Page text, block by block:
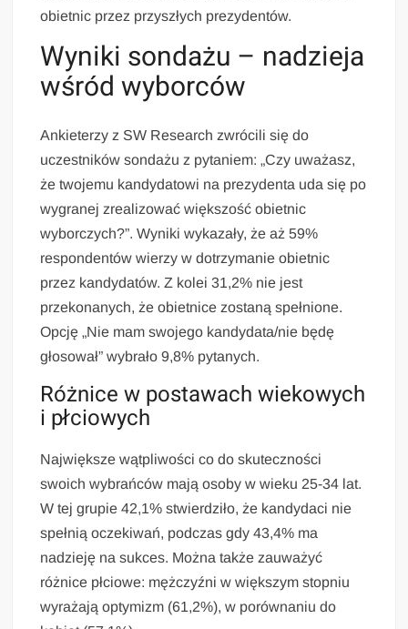
obietnic przez przyszłych prezydentów.
Wyniki sondażu – nadzieja
wśród wyborców
Ankieterzy z SW Research zwrócili się do
uczestników sondażu z pytaniem: „Czy uważasz,
że twojemu kandydatowi na prezydenta uda się po
wygranej zrealizować większość obietnic
wyborczych?”. Wyniki wykazały, że aż 59%
respondentów wierzy w dotrzymanie obietnic
przez kandydatów. Z kolei 31,2% nie jest
przekonanych, że obietnice zostaną spełnione.
Opcję „Nie mam swojego kandydata/nie będę
głosował” wybrało 9,8% pytanych.
Różnice w postawach wiekowych
i płciowych
Największe wątpliwości co do skuteczności
swoich wybrańców mają osoby w wieku 25-34 lat.
W tej grupie 42,1% stwierdziło, że kandydaci nie
spełnią oczekiwań, podczas gdy 43,4% ma
nadzieję na sukces. Można także zauważyć
różnice płciowe: mężczyźni w większym stopniu
wyrażają optymizm (61,2%), w porównaniu do